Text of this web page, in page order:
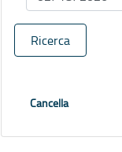
Ricerca
Cancella